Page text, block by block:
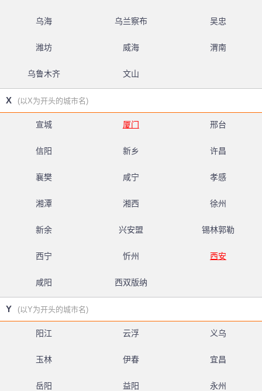
乌海 乌兰察布 吴忠
潍坊 威海 渭南
乌鲁木齐 文山
X (以X为开头的城市名)
宣城 厦门 邢台
信阳 新乡 许昌
襄樊 咸宁 孝感
湘潭 湘西 徐州
新余 兴安盟 锡林郭勒
西宁 忻州 西安
咸阳 西双版纳
Y (以Y为开头的城市名)
阳江 云浮 义乌
玉林 伊春 宜昌
岳阳 益阳 永州